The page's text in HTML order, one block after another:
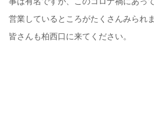
営業しているところがたくさんみられ
皆さんも柏西口に来てください。